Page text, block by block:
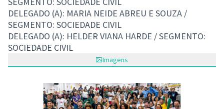
DELEGADO (A): MARIA NEIDE ABREU E SOUZA /
SEGMENTO: SOCIEDADE CIVIL
DELEGADO (A): HELDER VIANA HARDE / SEGMENTO:
SOCIEDADE CIVIL
Imagens